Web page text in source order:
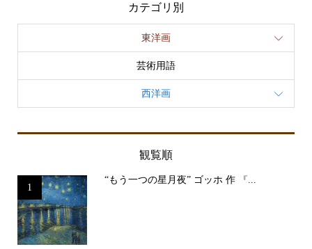
カテゴリ別
東洋画
芸術用語
西洋画
観覧順
1
“もう一つの星月夜” ゴッホ 作 『...